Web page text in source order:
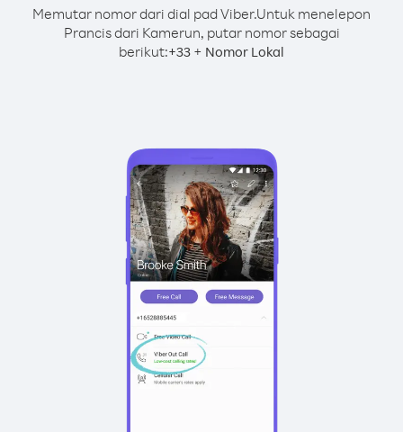
Memutar nomor dari dial pad Viber.Untuk menelepon
Prancis dari Kamerun, putar nomor sebagai
berikut:+33 + Nomor Lokal